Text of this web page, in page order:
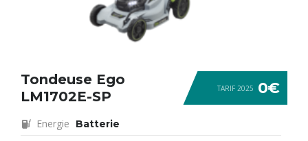
TARIF 2025 0€
Tondeuse Ego
LM1702E-SP
Energie Batterie